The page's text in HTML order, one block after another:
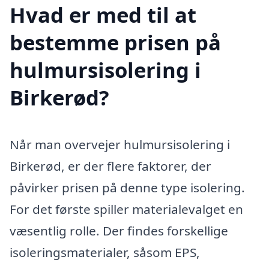
Hvad er med til at
bestemme prisen på
hulmursisolering i
Birkerød?
Når man overvejer hulmursisolering i
Birkerød, er der flere faktorer, der
påvirker prisen på denne type isolering.
For det første spiller materialevalget en
væsentlig rolle. Der findes forskellige
isoleringsmaterialer, såsom EPS,